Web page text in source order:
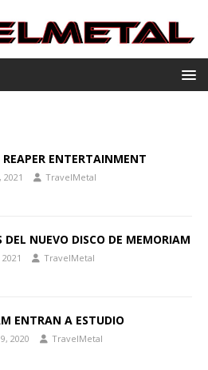
ENTERTAINMENT
TravelMetal
DEL NUEVO DISCO DE MEMORIAM
TravelMetal
ENTRAN A ESTUDIO
2020 TravelMetal